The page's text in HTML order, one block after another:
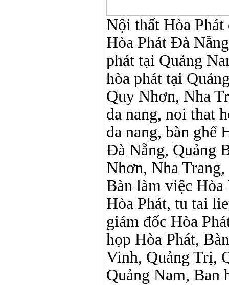
Nội thất Hòa
Hòa Phát Đà
phát tại Quảng
hòa phát tại
Quy Nhơn, Nha
da nang, noi that
da nang, bàn ghế
Đà Nẵng, Quảng
Nhơn, Nha
Bàn làm việc Hòa
Hòa Phát, tu tai
giám đốc Hòa
họp Hòa Phát,
Vinh, Quảng Trị,
Quảng Nam, Ban